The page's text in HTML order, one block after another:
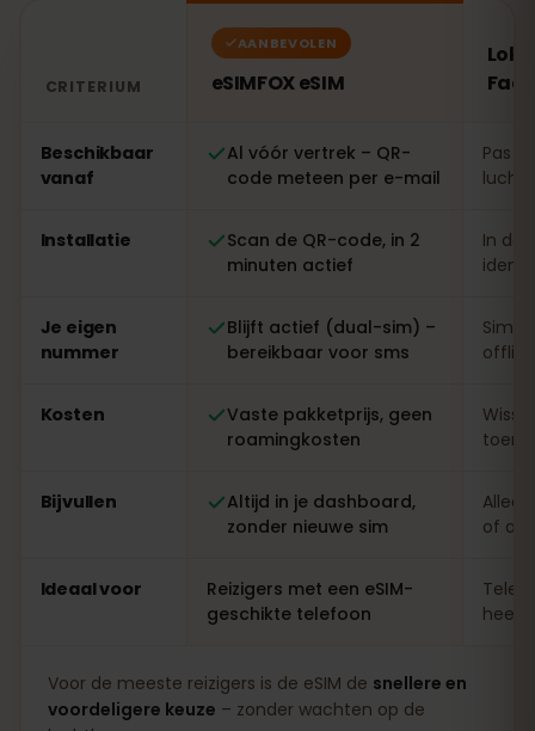
CRITERIUM
AANBEVOLEN
eSIMFOX eSIM
Beschikbaar
vanaf
Al vóór vertrek – QR-
code meteen per e-mail
Pas
Installatie
Scan de QR-code, in 2
minuten actief
In de
Je eigen
nummer
Blijft actief (dual-sim) –
bereikbaar voor sms
offline
Kosten
Vaste pakketprijs, geen
roamingkosten
Bijvullen
Altijd in je dashboard,
zonder nieuwe sim
of
Ideaal voor
Reizigers met een eSIM-
geschikte telefoon
heel
Voor de meeste reizigers is de eSIM de snellere en
voordeligere keuze – zonder wachten op de